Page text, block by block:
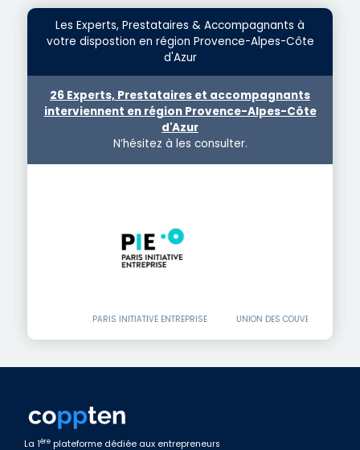
Les Experts, Prestataires & Accompagnants à
votre dispostion en région Provence-Alpes-Côte
d'Azur
26 Experts, Prestataires et accompagnants
interviennent en région Provence-Alpes-Côte
d'Azur
N’hésitez à les consulter.
PARIS INITIATIVE ENTREPRISE UNION DES COUVEUSES D'ENTREPRISES
La 1ère plateforme dédiée aux entrepreneurs